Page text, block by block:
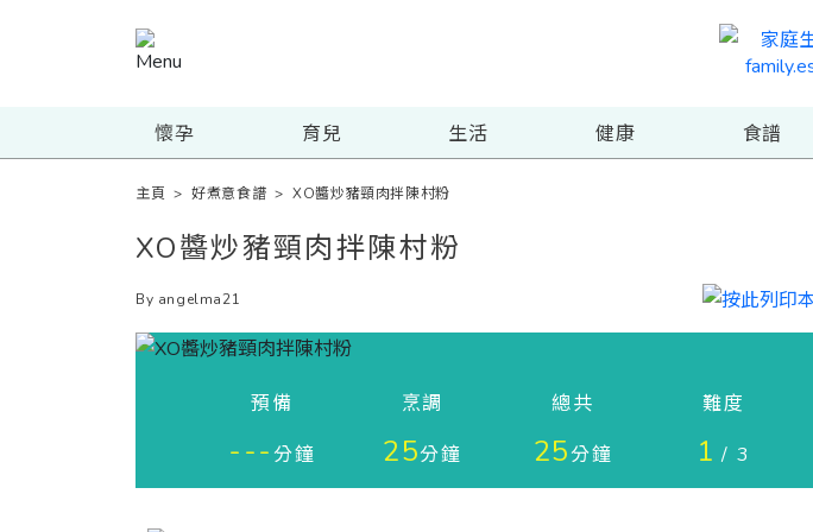
懷孕 育兒 生活 健康 食譜
主頁 >好煮意食譜 >XO醬炒豬頸肉拌陳村粉
XO醬炒豬頸肉拌陳村粉
By angelma21
預備
---分鐘
烹調
25分鐘
總共
25分鐘
難度
1 / 3